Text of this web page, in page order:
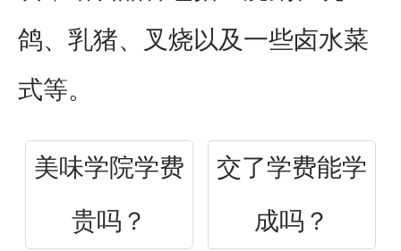
鸽、乳猪、叉烧以及一些卤水菜
式等。
美味学院学费
贵吗？
交了学费能学
成吗？